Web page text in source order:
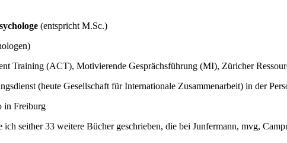
(entspricht M.Sc.)
Training (ACT), Motivierende Gesprächsführung (MI), Züricher
(heute Gesellschaft für Internationale Zusammenarbeit) in der
in Freiburg
ich seither 33 weitere Bücher geschrieben, die bei Junfermann, mvg,